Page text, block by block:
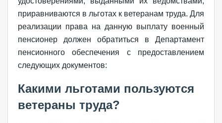
приравниваются в льготах к ветеранам труда. Для
реализации права на данную выплату военный
пенсионер должен обратиться в Департамент
пенсионного обеспечения с предоставлением
следующих документов:
Какими льготами пользуются
ветераны труда?